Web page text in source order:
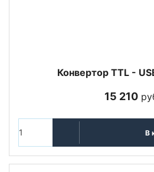
Конвертор TTL -
15 210
В